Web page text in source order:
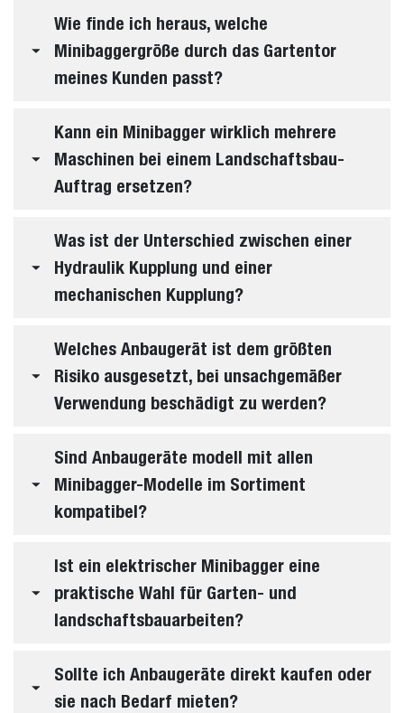
Wie finde ich heraus, welche
Minibaggergröße durch das Gartentor
meines Kunden passt?
Kann ein Minibagger wirklich mehrere
Maschinen bei einem Landschaftsbau-
Auftrag ersetzen?
Was ist der Unterschied zwischen einer
Hydraulik Kupplung und einer
mechanischen Kupplung?
Welches Anbaugerät ist dem größten
Risiko ausgesetzt, bei unsachgemäßer
Verwendung beschädigt zu werden?
Sind Anbaugeräte modell mit allen
Minibagger-Modelle im Sortiment
kompatibel?
Ist ein elektrischer Minibagger eine
praktische Wahl für Garten- und
landschaftsbauarbeiten?
Sollte ich Anbaugeräte direkt kaufen oder
sie nach Bedarf mieten?